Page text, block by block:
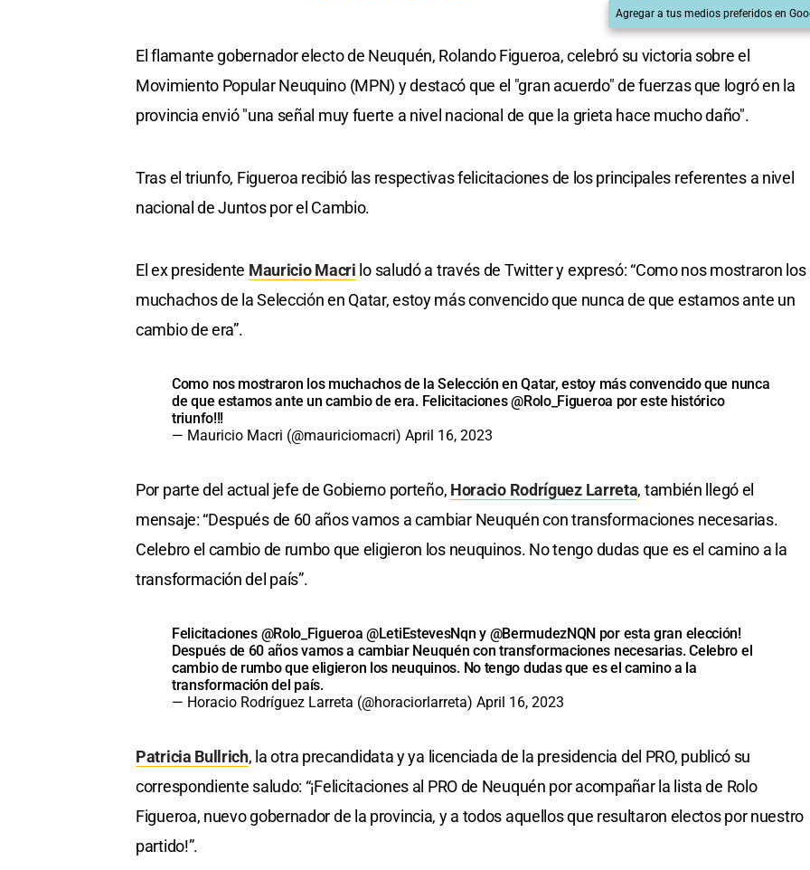
Agregar a tus medios preferidos en
El flamante gobernador electo de Neuquén, Rolando Figueroa, celebró su victoria sobre el
Movimiento Popular Neuquino (MPN) y destacó que el "gran acuerdo" de fuerzas que logró en la
provincia envió "una señal muy fuerte a nivel nacional de que la grieta hace mucho daño".
Tras el triunfo, Figueroa recibió las respectivas felicitaciones de los principales referentes a nivel
nacional de Juntos por el Cambio.
El ex presidente Mauricio Macri lo saludó a través de Twitter y expresó: “Como nos mostraron los
muchachos de la Selección en Qatar, estoy más convencido que nunca de que estamos ante un
cambio de era”.
Como nos mostraron los muchachos de la Selección en Qatar, estoy más convencido que nunca
de que estamos ante un cambio de era. Felicitaciones@Rolo_Figueroa por este histórico
triunfo!!!
— Mauricio Macri (@mauriciomacri) April 16, 2023
Por parte del actual jefe de Gobierno porteño, Horacio Rodríguez Larreta, también llegó el
mensaje: “Después de 60 años vamos a cambiar Neuquén con transformaciones necesarias.
Celebro el cambio de rumbo que eligieron los neuquinos. No tengo dudas que es el camino a la
transformación del país”.
Felicitaciones @Rolo_Figueroa @LetiEstevesNqn y @BermudezNQN por esta gran elección!
Después de 60 años vamos a cambiar Neuquén con transformaciones necesarias. Celebro el
cambio de rumbo que eligieron los neuquinos. No tengo dudas que es el camino a la
transformación del país.
— Horacio Rodríguez Larreta (@horaciorlarreta) April 16, 2023
Patricia Bullrich, la otra precandidata y ya licenciada de la presidencia del PRO, publicó su
correspondiente saludo: “¡Felicitaciones al PRO de Neuquén por acompañar la lista de Rolo
Figueroa, nuevo gobernador de la provincia, y a todos aquellos que resultaron electos por nuestro
partido!”.